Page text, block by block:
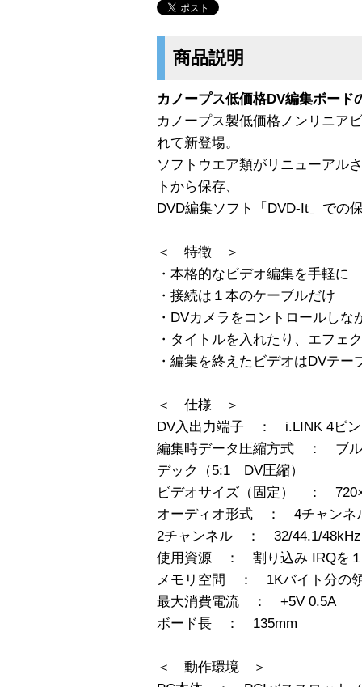
商品説明
カノープス低価格DV編集ボード
カノープス製低価格ノンリニア
れて新登場。
ソフトウエア類がリニューアル
トから保存、
DVD編集ソフト「DVD-It」での
＜ 特徴 ＞
・本格的なビデオ編集を手軽に
・接続は１本のケーブルだけ
・DVカメラをコントロールしな
・タイトルを入れたり、エフェ
・編集を終えたビデオはDVテー
＜ 仕様 ＞
DV入出力端子 ： i.LINK 4ピ
編集時データ圧縮方式 ： ブル
デック（5:1 DV圧縮）
ビデオサイズ（固定） ：
オーディオ形式 ： 4チャンネ
2チャンネル ： 32/44.1/48kHz
使用資源 ： 割り込み IRQを
メモリ空間 ： 1Kバイト分の
最大消費電流 ： +5V 0.5A
ボード長 ： 135mm
＜ 動作環境 ＞